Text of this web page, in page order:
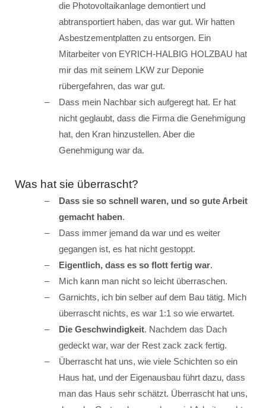
die Photovoltaikanlage demontiert und
abtransportiert haben, das war gut. Wir hatten
Asbestzementplatten zu entsorgen. Ein
Mitarbeiter von EYRICH-HALBIG HOLZBAU hat
mir das mit seinem LKW zur Deponie
rübergefahren, das war gut.
Dass mein Nachbar sich aufgeregt hat. Er hat
nicht geglaubt, dass die Firma die Genehmigung
hat, den Kran hinzustellen. Aber die
Genehmigung war da.
Was hat sie überrascht?
Dass sie so schnell waren, und so gute Arbeit
gemacht haben.
Dass immer jemand da war und es weiter
gegangen ist, es hat nicht gestoppt.
Eigentlich, dass es so flott fertig war.
Mich kann man nicht so leicht überraschen.
Garnichts, ich bin selber auf dem Bau tätig. Mich
überrascht nichts, es war 1:1 so wie erwartet.
Die Geschwindigkeit. Nachdem das Dach
gedeckt war, war der Rest zack zack fertig.
Überrascht hat uns, wie viele Schichten so ein
Haus hat, und der Eigenausbau führt dazu, dass
man das Haus sehr schätzt. Überrascht hat uns,